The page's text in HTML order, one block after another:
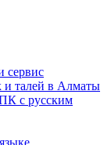
сервис
и талей в Алматы
с русским